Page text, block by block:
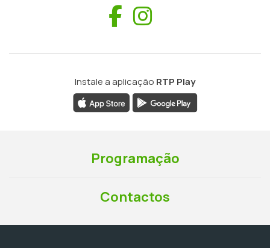
Facebook
Instale a aplicação RTP Play
Programação
Contactos